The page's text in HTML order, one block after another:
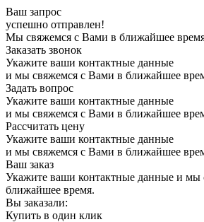
Ваш запрос
успешно отправлен!
Мы свяжемся с Вами в ближайшее
Заказать звонок
Укажите ваши контактные данные
и мы свяжемся с Вами в ближайшее
Задать вопрос
Укажите ваши контактные данные
и мы свяжемся с Вами в ближайшее
Рассчитать цену
Укажите ваши контактные данные
и мы свяжемся с Вами в ближайшее
Ваш заказ
Укажите ваши контактные данные и мы
ближайшее время.
Вы заказали:
Купить в один клик